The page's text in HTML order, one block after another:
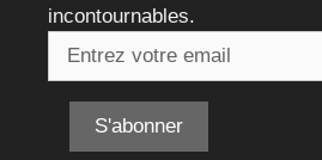
incontournables.